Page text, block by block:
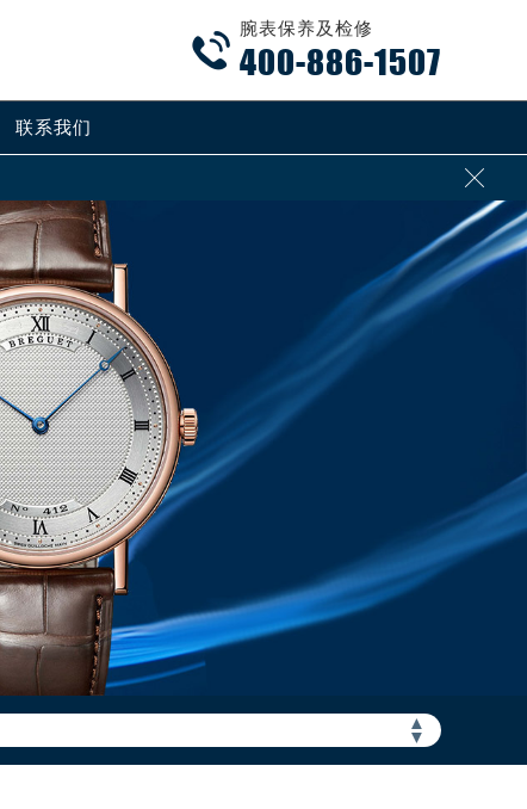

腕表保养及检修
400-886-1507
联系我们

▲
▼
拨“+86”）